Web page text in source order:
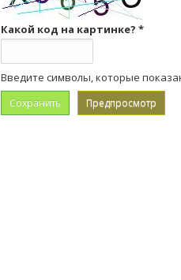
Какой код на картинке? *
Введите символы, которые